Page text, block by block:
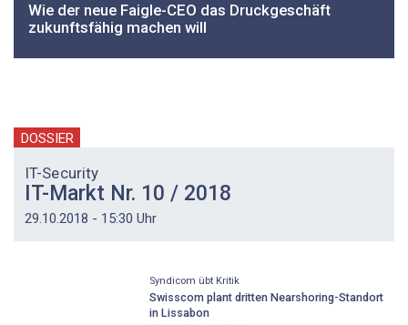
Wie der neue Faigle-CEO das Druckgeschäft
zukunftsfähig machen will
DOSSIER
IT-Security
IT-Markt Nr. 10 / 2018
29.10.2018 - 15:30 Uhr
Syndicom übt Kritik
Swisscom plant dritten Nearshoring-Standort
in Lissabon